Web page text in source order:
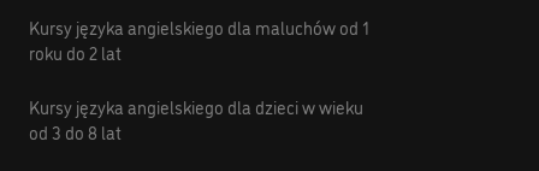
Kursy języka angielskiego dla maluchów od 1
roku do 2 lat
Kursy języka angielskiego dla dzieci w wieku
od 3 do 8 lat